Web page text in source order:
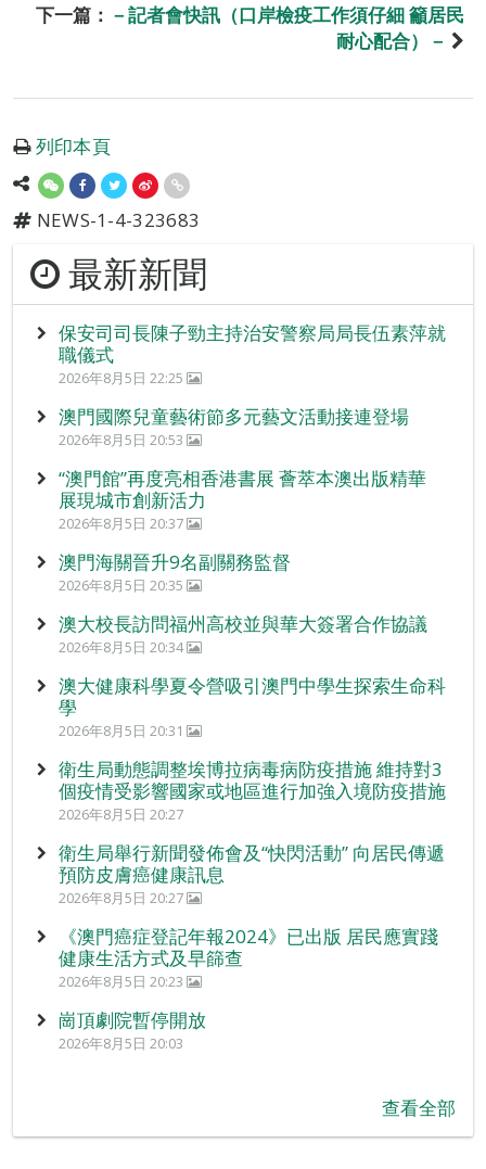
下一篇： －記者會快訊（口岸檢疫工作須仔細 籲居民
耐心配合）－
列印本頁
NEWS-1-4-323683
最新新聞
保安司司長陳子勁主持治安警察局局長伍素萍就
職儀式
2026年8月5日 22:25
澳門國際兒童藝術節多元藝文活動接連登場
2026年8月5日 20:53
“澳門館”再度亮相香港書展 薈萃本澳出版精華
展現城市創新活力
2026年8月5日 20:37
澳門海關晉升9名副關務監督
2026年8月5日 20:35
澳大校長訪問福州高校並與華大簽署合作協議
2026年8月5日 20:34
澳大健康科學夏令營吸引澳門中學生探索生命科
學
2026年8月5日 20:31
衛生局動態調整埃博拉病毒病防疫措施 維持對3
個疫情受影響國家或地區進行加強入境防疫措施
2026年8月5日 20:27
衛生局舉行新聞發佈會及“快閃活動” 向居民傳遞
預防皮膚癌健康訊息
2026年8月5日 20:27
《澳門癌症登記年報2024》已出版 居民應實踐
健康生活方式及早篩查
2026年8月5日 20:23
崗頂劇院暫停開放
2026年8月5日 20:03
查看全部